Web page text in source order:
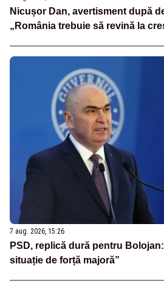
Nicușor Dan, avertisment după
„România trebuie să revină la
7 aug. 2026, 15:26
PSD, replică dură pentru
situație de forță majoră”